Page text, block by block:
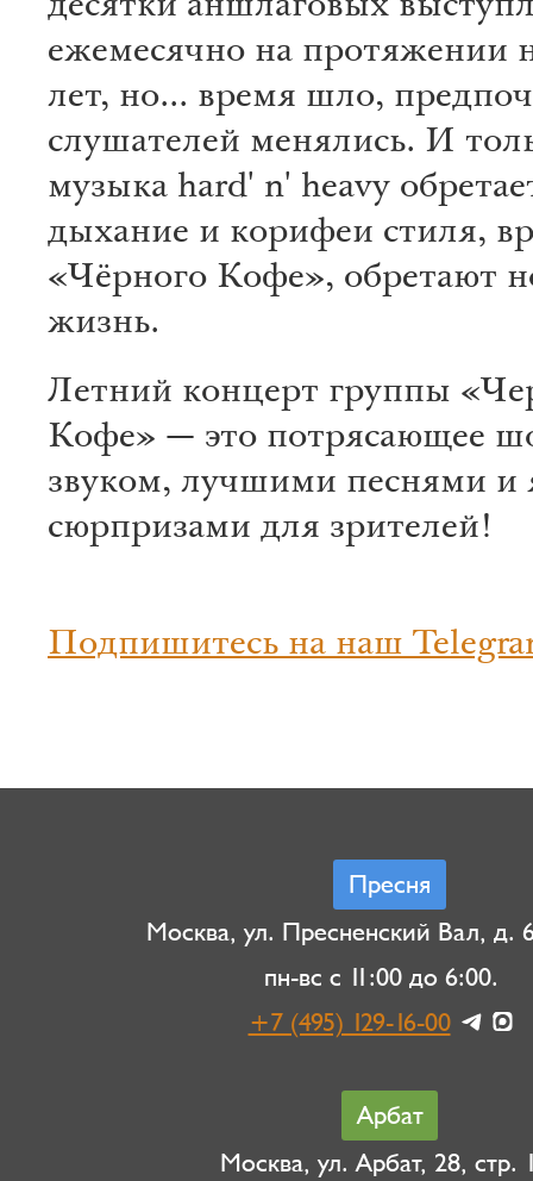
десятки аншлаговых
ежемесячно на протяжении
лет, но... время шло,
слушателей менялись. И
музыка hard' n' heavy
дыхание и корифеи стиля,
«Чёрного Кофе», обретают
жизнь.
Летний концерт группы
Кофе» — это потрясающее
звуком, лучшими песнями и
сюрпризами для зрителей!
Подпишитесь на наш
Пресня
Москва, ул. Пресненский Вал, д.
пн-вс с 11:00 до 6:00.
+7 (495) 129-16-00
Арбат
Москва, ул. Арбат, 28, стр.